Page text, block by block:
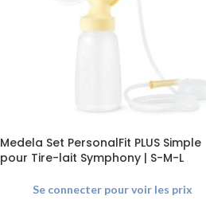
Medela Set PersonalFit PLUS Simple
pour Tire-lait Symphony | S-M-L
Se connecter pour voir les prix